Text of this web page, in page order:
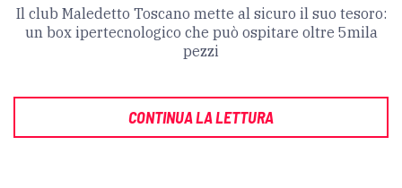
Il club Maledetto Toscano mette al sicuro il suo tesoro:
un box ipertecnologico che può ospitare oltre 5mila
pezzi
CONTINUA LA LETTURA